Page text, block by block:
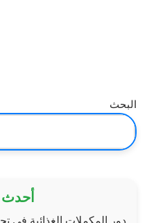
البحث
أحدث
دور المكملات الغذائية في